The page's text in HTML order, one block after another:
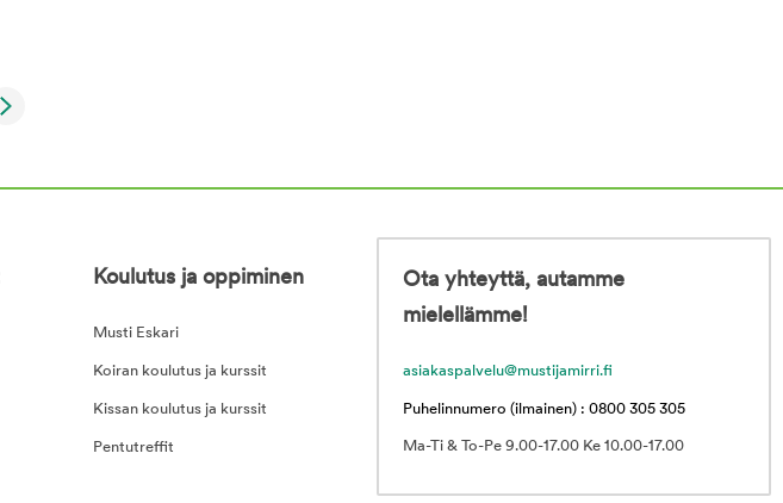
Koulutus ja oppiminen
Musti Eskari
Koiran koulutus ja kurssit
Kissan koulutus ja kurssit
Pentutreffit
Ota yhteyttä, autamme
mielellämme!
asiakaspalvelu@mustijamirri.fi
Puhelinnumero (ilmainen) : 0800 305 305
Ma-Ti & To-Pe 9.00-17.00 Ke 10.00-17.00